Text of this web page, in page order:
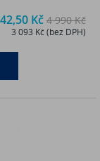
Kč 4 990 Kč
3 093 Kč (bez DPH)